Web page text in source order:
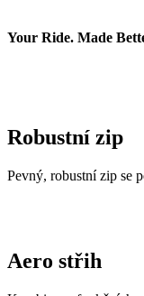
Your Ride. Made
Robustní zip
Pevný, robustní zip se
Aero střih